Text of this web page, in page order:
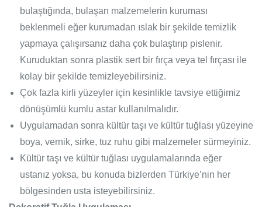
bulaştığında, bulaşan malzemelerin kuruması
beklenmeli eğer kurumadan ıslak bir şekilde temizlik
yapmaya çalışırsanız daha çok bulaştırıp pislenir.
Kuruduktan sonra plastik sert bir fırça veya tel fırçası ile
kolay bir şekilde temizleyebilirsiniz.
Çok fazla kirli yüzeyler için kesinlikle tavsiye ettiğimiz
dönüşümlü kumlu astar kullanılmalıdır.
Uygulamadan sonra kültür taşı ve kültür tuğlası yüzeyine
boya, vernik, sirke, tuz ruhu gibi malzemeler sürmeyiniz.
Kültür taşı ve kültür tuğlası uygulamalarında eğer
ustanız yoksa, bu konuda bizlerden Türkiye’nin her
bölgesinden usta isteyebilirsiniz.